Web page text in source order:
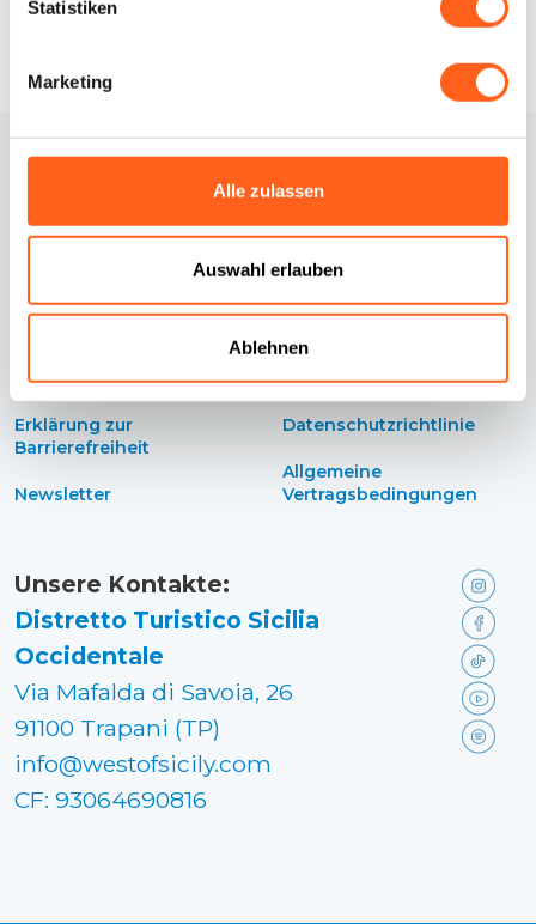
Statistiken
Marketing
Alle zulassen
Auswahl erlauben
Ablehnen
Credits
Erklärung zur
Barrierefreiheit
Newsletter
Cookie Einstellungen
Datenschutzrichtlinie
Allgemeine
Vertragsbedingungen
Unsere Kontakte:
Distretto Turistico Sicilia
Occidentale
Via Mafalda di Savoia, 26
91100 Trapani (TP)
info@westofsicily.com
CF: 93064690816